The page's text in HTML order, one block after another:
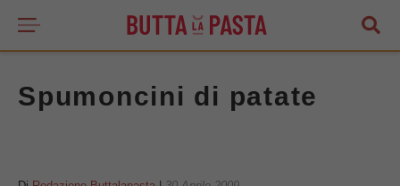
Spumoncini di patate